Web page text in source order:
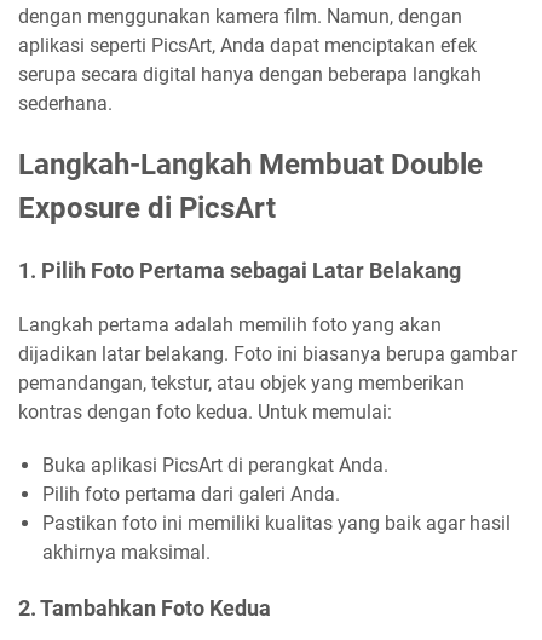
dengan menggunakan kamera film. Namun, dengan
aplikasi seperti PicsArt, Anda dapat menciptakan efek
serupa secara digital hanya dengan beberapa langkah
sederhana.
Langkah-Langkah Membuat Double
Exposure di PicsArt
1. Pilih Foto Pertama sebagai Latar Belakang
Langkah pertama adalah memilih foto yang akan
dijadikan latar belakang. Foto ini biasanya berupa gambar
pemandangan, tekstur, atau objek yang memberikan
kontras dengan foto kedua. Untuk memulai:
Buka aplikasi PicsArt di perangkat Anda.
Pilih foto pertama dari galeri Anda.
Pastikan foto ini memiliki kualitas yang baik agar hasil
akhirnya maksimal.
2. Tambahkan Foto Kedua